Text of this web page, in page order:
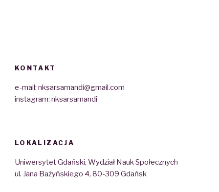
KONTAKT
e-mail: nksarsamandi@gmail.com
instagram: nksarsamandi
LOKALIZACJA
Uniwersytet Gdański, Wydział Nauk Społecznych
ul. Jana Bażyńskiego 4, 80-309 Gdańsk